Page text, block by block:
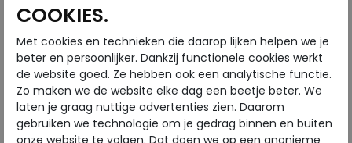
Gabor
Piedi Nudi
Pikolinos
Solidus
Think
Waldlaufer
Westland
COOKIES.
Met cookies en technieken die daarop lijken helpen we je
beter en persoonlijker. Dankzij functionele cookies werkt
de website goed. Ze hebben ook een analytische functie.
Zo maken we de website elke dag een beetje beter. We
laten je graag nuttige advertenties zien. Daarom
gebruiken we technologie om je gedrag binnen en buiten
onze website te volgen. Dat doen we op een anonieme